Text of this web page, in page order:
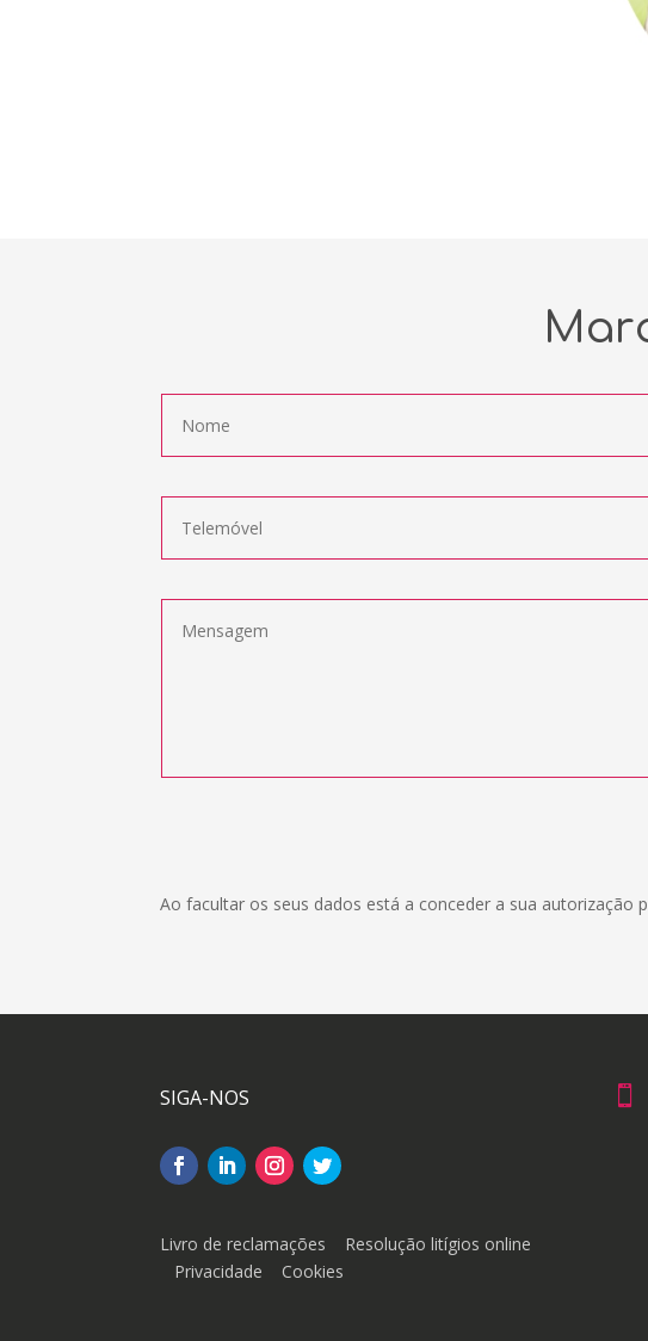
Ao facultar os seus dados está a conceder a sua
SIGA-NOS
Livro de reclamações
Resolução litígios online
Privacidade
Cookies
